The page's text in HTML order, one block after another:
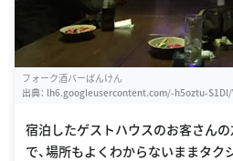
フォーク酒バーばんけん
出典： lh6.googleusercontent.com/-h5oztu-S1DI/
宿泊したゲストハウスのお客さん
で、場所もよくわからないままタク